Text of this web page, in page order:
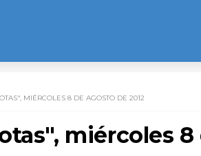
MIÉRCOLES 8 DE AGOSTO DE 2012
miércoles 8